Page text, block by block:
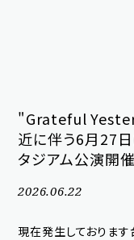
home
schedule
media
"Grateful
近に伴う6月27
タジアム公演開
2026.06.22
現在発生しておりま